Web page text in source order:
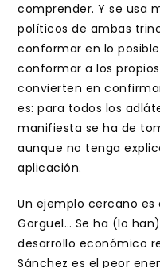
comprender. Y se usa
políticos de ambas
conformar en lo
conformar a los
convierten en
es: para todos los
manifiesta se ha de
aunque no tenga
aplicación.
Un ejemplo cercano
Gorguel… Se ha (lo
desarrollo económico
Sánchez es el peor